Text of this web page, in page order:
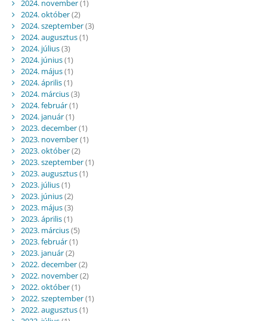
2024. november(1)
2024. október(2)
2024. szeptember(3)
2024. augusztus(1)
2024. július(3)
2024. június(1)
2024. május(1)
2024. április(1)
2024. március(3)
2024. február(1)
2024. január(1)
2023. december(1)
2023. november(1)
2023. október(2)
2023. szeptember(1)
2023. augusztus(1)
2023. július(1)
2023. június(2)
2023. május(3)
2023. április(1)
2023. március(5)
2023. február(1)
2023. január(2)
2022. december(2)
2022. november(2)
2022. október(1)
2022. szeptember(1)
2022. augusztus(1)